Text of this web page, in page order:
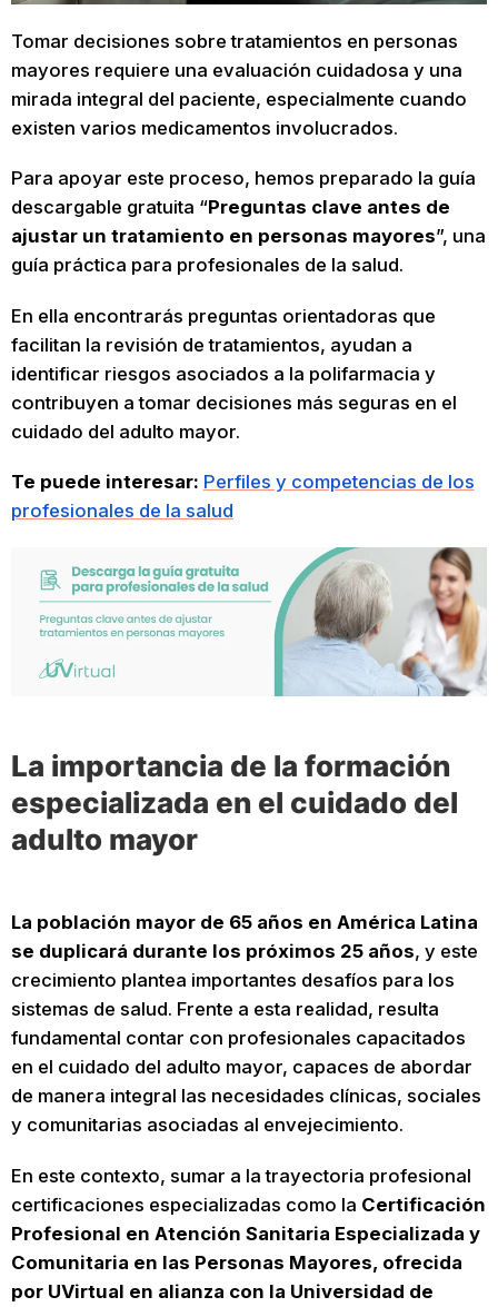
Tomar decisiones sobre tratamientos en personas
mayores requiere una evaluación cuidadosa y una
mirada integral del paciente, especialmente cuando
existen varios medicamentos involucrados.
Para apoyar este proceso, hemos preparado la guía
descargable gratuita “Preguntas clave antes de
ajustar un tratamiento en personas mayores”, una
guía práctica para profesionales de la salud.
En ella encontrarás preguntas orientadoras que
facilitan la revisión de tratamientos, ayudan a
identificar riesgos asociados a la polifarmacia y
contribuyen a tomar decisiones más seguras en el
cuidado del adulto mayor.
Te puede interesar: Perfiles y competencias de los
profesionales de la salud
La importancia de la formación
especializada en el cuidado del
adulto mayor
La población mayor de 65 años en América Latina
se duplicará durante los próximos 25 años, y este
crecimiento plantea importantes desafíos para los
sistemas de salud. Frente a esta realidad, resulta
fundamental contar con profesionales capacitados
en el cuidado del adulto mayor, capaces de abordar
de manera integral las necesidades clínicas, sociales
y comunitarias asociadas al envejecimiento.
En este contexto, sumar a la trayectoria profesional
certificaciones especializadas como la Certificación
Profesional en Atención Sanitaria Especializada y
Comunitaria en las Personas Mayores, ofrecida
por UVirtual en alianza con la Universidad de